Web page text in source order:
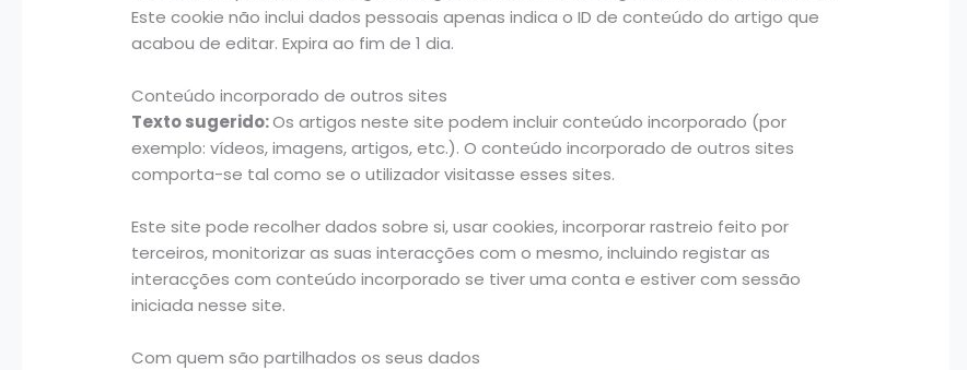
Este cookie não inclui dados pessoais apenas indica o ID de conteúdo do artigo que
acabou de editar. Expira ao fim de 1 dia.
Conteúdo incorporado de outros sites
Texto sugerido:Os artigos neste site podem incluir conteúdo incorporado (por
exemplo: vídeos, imagens, artigos, etc.). O conteúdo incorporado de outros sites
comporta-se tal como se o utilizador visitasse esses sites.
Este site pode recolher dados sobre si, usar cookies, incorporar rastreio feito por
terceiros, monitorizar as suas interacções com o mesmo, incluindo registar as
interacções com conteúdo incorporado se tiver uma conta e estiver com sessão
iniciada nesse site.
Com quem são partilhados os seus dados